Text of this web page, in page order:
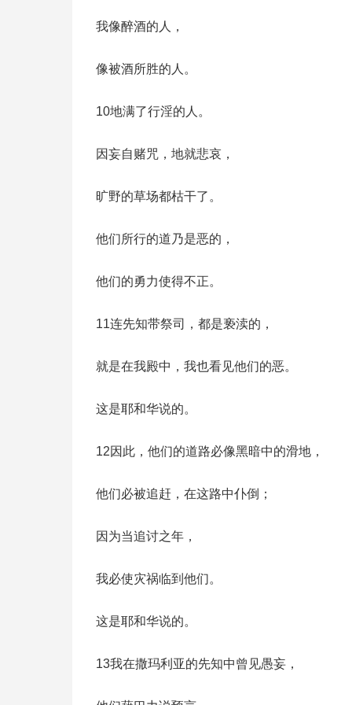
我像醉酒的人，
像被酒所胜的人。
10地满了行淫的人。
因妄自赌咒，地就悲哀，
旷野的草场都枯干了。
他们所行的道乃是恶的，
他们的勇力使得不正。
11连先知带祭司，都是亵渎的，
就是在我殿中，我也看见他们的恶。
这是耶和华说的。
12因此，他们的道路必像黑暗中的滑地，
他们必被追赶，在这路中仆倒；
因为当追讨之年，
我必使灾祸临到他们。
这是耶和华说的。
13我在撒玛利亚的先知中曾见愚妄，